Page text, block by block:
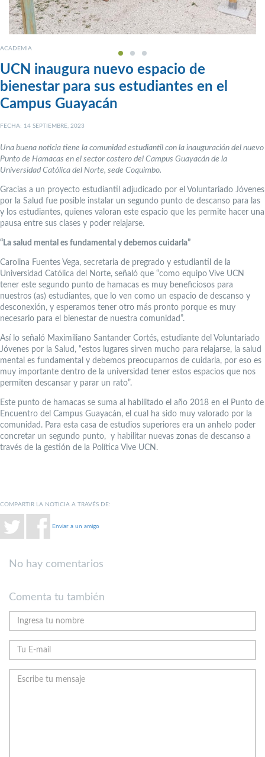
ACADEMIA
UCN inaugura nuevo espacio de
bienestar para sus estudiantes en el
Campus Guayacán
FECHA: 14 SEPTIEMBRE, 2023
Una buena noticia tiene la comunidad estudiantil con la inauguración del nuevo
Punto de Hamacas en el sector costero del Campus Guayacán de la
Universidad Católica del Norte, sede Coquimbo.
Gracias a un proyecto estudiantil adjudicado por el Voluntariado Jóvenes
por la Salud fue posible instalar un segundo punto de descanso para las
y los estudiantes, quienes valoran este espacio que les permite hacer una
pausa entre sus clases y poder relajarse.
“La salud mental es fundamental y debemos cuidarla”
Carolina Fuentes Vega, secretaria de pregrado y estudiantil de la
Universidad Católica del Norte, señaló que “como equipo Vive UCN
tener este segundo punto de hamacas es muy beneficiosos para
nuestros (as) estudiantes, que lo ven como un espacio de descanso y
desconexión, y esperamos tener otro más pronto porque es muy
necesario para el bienestar de nuestra comunidad”.
Así lo señaló Maximiliano Santander Cortés, estudiante del Voluntariado
Jóvenes por la Salud, “estos lugares sirven mucho para relajarse, la salud
mental es fundamental y debemos preocuparnos de cuidarla, por eso es
muy importante dentro de la universidad tener estos espacios que nos
permiten descansar y parar un rato”.
Este punto de hamacas se suma al habilitado el año 2018 en el Punto de
Encuentro del Campus Guayacán, el cual ha sido muy valorado por la
comunidad. Para esta casa de estudios superiores era un anhelo poder
concretar un segundo punto, y habilitar nuevas zonas de descanso a
través de la gestión de la Política Vive UCN.
COMPARTIR LA NOTICIA A TRAVÉS DE:
Enviar a un amigo
No hay comentarios
Comenta tu también